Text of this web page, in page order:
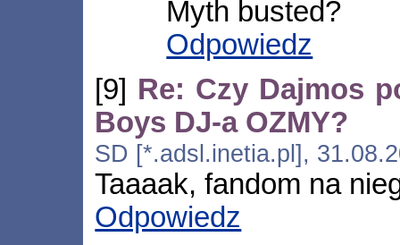
Myth busted?
Odpowiedz
[9] Re: Czy Dajmos
Boys DJ-a OZMY?
SD [*.adsl.inetia.pl],
Taaaak, fandom na
Odpowiedz